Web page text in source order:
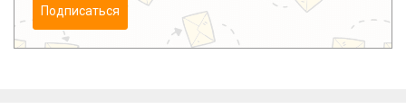
Подписаться